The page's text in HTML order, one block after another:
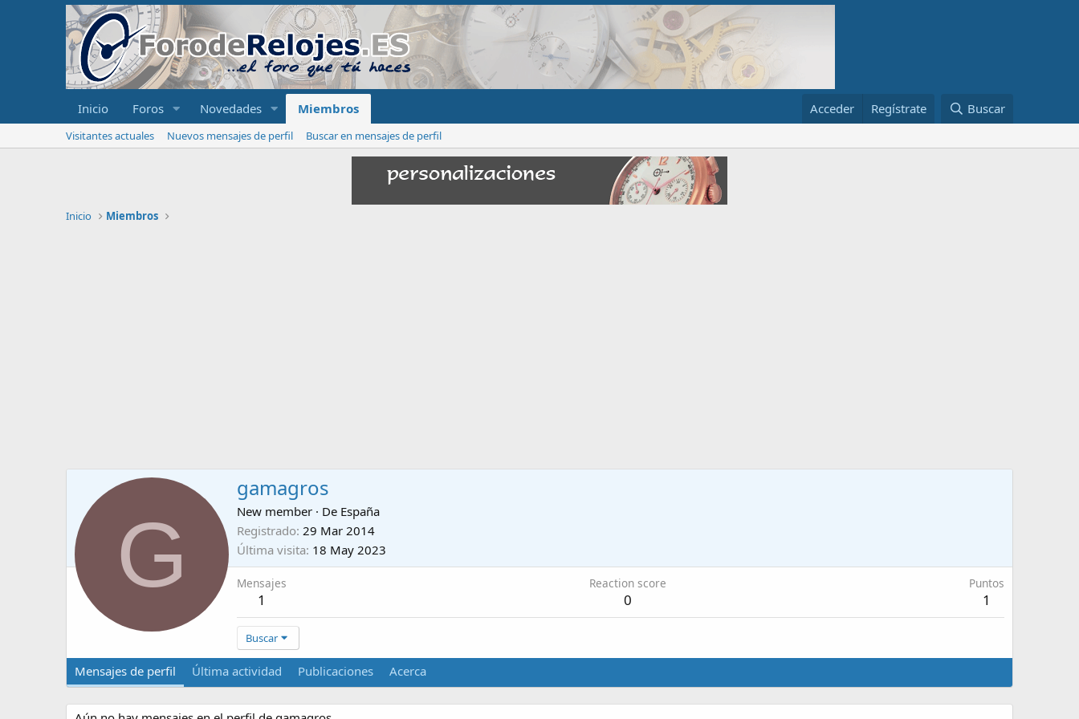
Inicio Foros Novedades Miembros Acceder Regístrate Buscar
Visitantes actuales Nuevos mensajes de perfil Buscar en mensajes de perfil
Inicio Miembros
G
gamagros
New member · De España
Registrado 29 Mar 2014
Última visita 18 May 2023
Mensajes
1
Reaction score
0
Puntos
1
Buscar
Mensajes de perfil Última actividad Publicaciones Acerca